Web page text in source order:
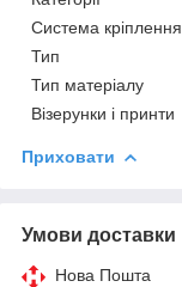
Система кріплення
Тип
Тип матеріалу
Візерунки і принти
Приховати
Умови доставки
Нова Пошта